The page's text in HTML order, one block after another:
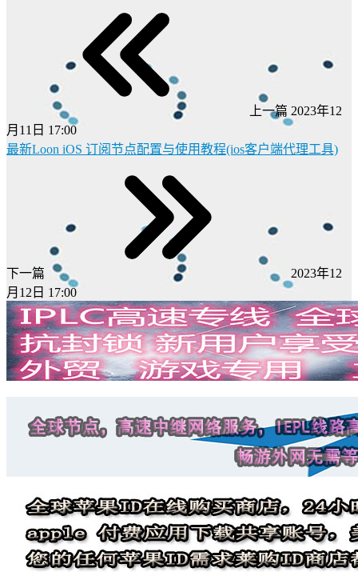
上一篇 2023年12
月11日 17:00
最新Loon iOS 订阅节点配置与使用教程(ios客户端代理工具)
下一篇
2023年12
月12日 17:00